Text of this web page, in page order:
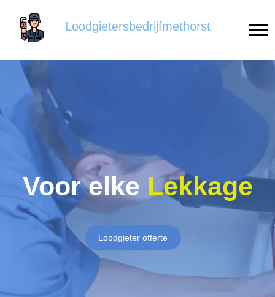
Loodgietersbedrijfmethorst
Voor elke Lekkage
Loodgieter offerte